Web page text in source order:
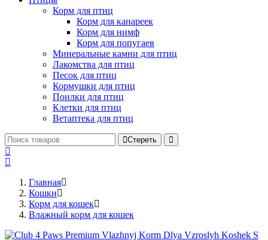
Корм для птиц
Корм для канареек
Корм для нимф
Корм для попугаев
Минеральные камни для птиц
Лакомства для птиц
Песок для птиц
Кормушки для птиц
Поилки для птиц
Клетки для птиц
Ветаптека для птиц
Стереть
Главная
Кошки
Корм для кошек
Влажный корм для кошек